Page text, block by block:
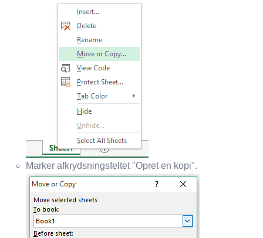
Marker afkrydsningsfeltet "Opret en kopi".